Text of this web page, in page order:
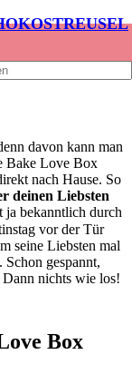
davon kann man
Bake Love Box
nach Hause. So
deinen Liebsten
ja bekanntlich durch
vor der Tür
seine Liebsten mal
Schon gespannt,
nichts wie los!
Box